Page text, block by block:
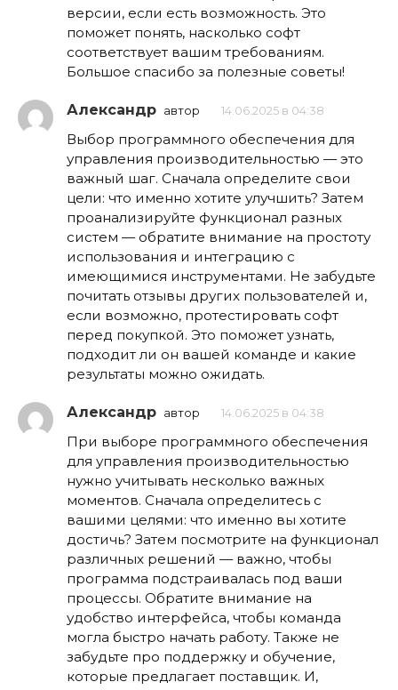
версии, если есть возможность. Это
поможет понять, насколько софт
соответствует вашим требованиям.
Большое спасибо за полезные советы!
Александр автор 14.06.2025 в 04:38
Выбор программного обеспечения для
управления производительностью — это
важный шаг. Сначала определите свои
цели: что именно хотите улучшить? Затем
проанализируйте функционал разных
систем — обратите внимание на простоту
использования и интеграцию с
имеющимися инструментами. Не забудьте
почитать отзывы других пользователей и,
если возможно, протестировать софт
перед покупкой. Это поможет узнать,
подходит ли он вашей команде и какие
результаты можно ожидать.
Александр автор 14.06.2025 в 04:38
При выборе программного обеспечения
для управления производительностью
нужно учитывать несколько важных
моментов. Сначала определитесь с
вашими целями: что именно вы хотите
достичь? Затем посмотрите на функционал
различных решений — важно, чтобы
программа подстраивалась под ваши
процессы. Обратите внимание на
удобство интерфейса, чтобы команда
могла быстро начать работу. Также не
забудьте про поддержку и обучение,
которые предлагает поставщик. И,